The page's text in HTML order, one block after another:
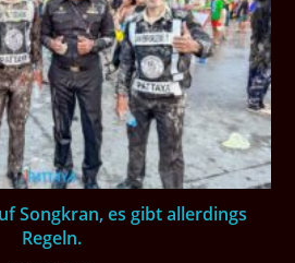
Songkran, es gibt allerdings
Regeln.